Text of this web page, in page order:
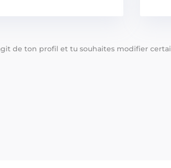
de ton profil et tu souhaites modifier